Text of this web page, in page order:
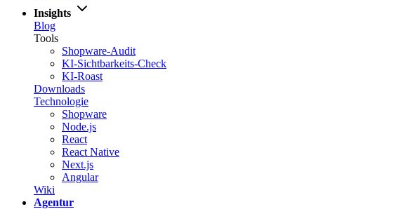
Insights
Blog
Tools
Shopware-Audit
KI-Sichtbarkeits-Check
KI-Roast
Downloads
Technologie
Shopware
Node.js
React
React Native
Next.js
Angular
Wiki
Agentur